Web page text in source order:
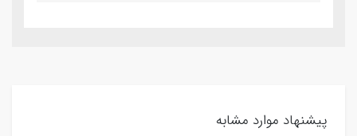
پیشنهاد موارد مشابه